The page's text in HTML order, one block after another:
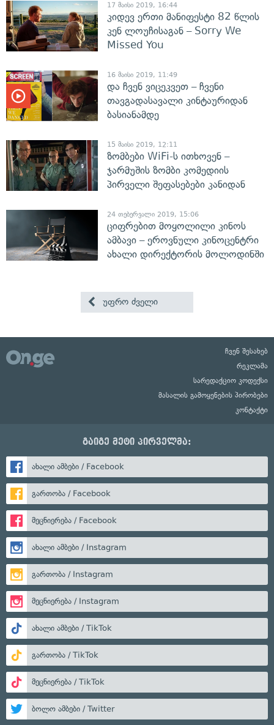
17 მაისი 2019, 16:44
კიდევ ერთი მანიფესტი 82 წლის
კენ ლოუჩისაგან – Sorry We
Missed You
16 მაისი 2019, 11:49
და ჩვენ ვიცეკვეთ – ჩვენი
თავგადასავალი კინტაურიდან
ბასიანამდე
15 მაისი 2019, 12:11
ზომბები WiFi-ს ითხოვენ –
ჯარმუშის ზომბი კომედიის
პირველი შეფასებები კანიდან
24 თებერვალი 2019, 15:06
ციფრებით მოყოლილი კინოს
ამბავი – ეროვნული კინოცენტრი
ახალი დირექტორის მოლოდინში
უფრო ძველი
ჩვენ შესახებ
რეკლამა
სარედაქციო კოდექსი
მასალის გამოყენების პირობები
კონტაქტი
გაიგე მეტი პირველმა:
ახალი ამბები / Facebook
გართობა / Facebook
მეცნიერება / Facebook
ახალი ამბები / Instagram
გართობა / Instagram
მეცნიერება / Instagram
ახალი ამბები / TikTok
გართობა / TikTok
მეცნიერება / TikTok
ბოლო ამბები / Twitter